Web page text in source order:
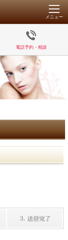
メニュー
電話予約・相談